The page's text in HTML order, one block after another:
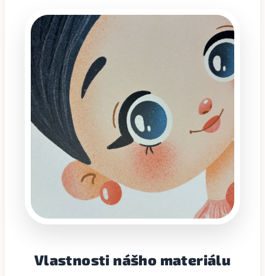
Vlastnosti nášho materiálu